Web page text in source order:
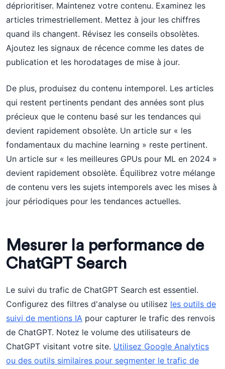
déprioritiser. Maintenez votre contenu. Examinez les
articles trimestriellement. Mettez à jour les chiffres
quand ils changent. Révisez les conseils obsolètes.
Ajoutez les signaux de récence comme les dates de
publication et les horodatages de mise à jour.
De plus, produisez du contenu intemporel. Les articles
qui restent pertinents pendant des années sont plus
précieux que le contenu basé sur les tendances qui
devient rapidement obsolète. Un article sur « les
fondamentaux du machine learning » reste pertinent.
Un article sur « les meilleures GPUs pour ML en 2024 »
devient rapidement obsolète. Équilibrez votre mélange
de contenu vers les sujets intemporels avec les mises à
jour périodiques pour les tendances actuelles.
Mesurer la performance de
ChatGPT Search
Le suivi du trafic de ChatGPT Search est essentiel.
Configurez des filtres d'analyse ou utilisez les outils de
suivi de mentions IA pour capturer le trafic des renvois
de ChatGPT. Notez le volume des utilisateurs de
ChatGPT visitant votre site. Utilisez Google Analytics
ou des outils similaires pour segmenter le trafic de